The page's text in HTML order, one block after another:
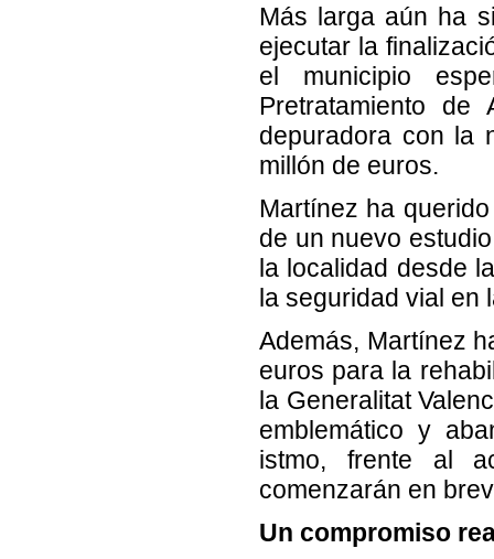
Más larga aún ha
ejecutar la
el municipio
Pretratamiento
depuradora con la
millón de euros.
Martínez ha
de un nuevo
la localidad desde
la seguridad vial en
Además, Martínez
euros para la
la Generalitat
emblemático y
istmo, frente al
comenzarán en
Un compromiso